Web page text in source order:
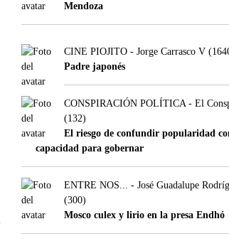
Mendoza
CINE PIOJITO - Jorge Carrasco V
Padre japonés
CONSPIRACIÓN POLÍTICA - El
(132)
El riesgo de confundir popularidad
capacidad para gobernar
ENTRE NOS... - José Guadalupe
(300)
Mosco culex y lirio en la presa Endhó